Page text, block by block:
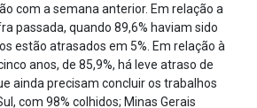
com a semana anterior. Em relação a
passada, quando 89,6% haviam sido
estão atrasados em 5%. Em relação à
anos, de 85,9%, há leve atraso de
ainda precisam concluir os trabalhos
com 98% colhidos; Minas Gerais